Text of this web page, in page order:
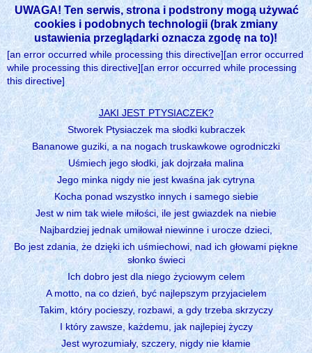
UWAGA! Ten serwis, strona i podstrony mogą używać
cookies i podobnych technologii (brak zmiany
ustawienia przeglądarki oznacza zgodę na to)!
[an error occurred while processing this directive][an error occurred
while processing this directive][an error occurred while processing
this directive]
JAKI JEST PTYSIACZEK?
Stworek Ptysiaczek ma słodki kubraczek
Bananowe guziki, a na nogach truskawkowe ogrodniczki
Uśmiech jego słodki, jak dojrzała malina
Jego minka nigdy nie jest kwaśna jak cytryna
Kocha ponad wszystko innych i samego siebie
Jest w nim tak wiele miłości, ile jest gwiazdek na niebie
Najbardziej jednak umiłował niewinne i urocze dzieci,
Bo jest zdania, że dzięki ich uśmiechowi, nad ich głowami piękne
słonko świeci
Ich dobro jest dla niego życiowym celem
A motto, na co dzień, być najlepszym przyjacielem
Takim, który pocieszy, rozbawi, a gdy trzeba skrzyczy
I który zawsze, każdemu, jak najlepiej życzy
Jest wyrozumiały, szczery, nigdy nie kłamie